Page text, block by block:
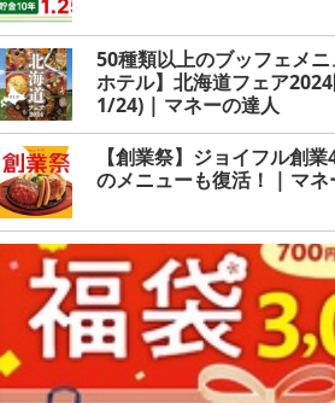
50種類以上のブッフェメ
ホテル】北海道フェア
1/24) | マネーの達人
【創業祭】ジョイフル創
のメニューも復活！ | マネ